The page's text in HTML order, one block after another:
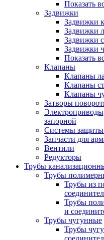
Показать
Задвижки
Задвижки
Задвижки
Задвижки
Задвижки
Показать
Клапаны
Клапаны
Клапаны
Клапаны
Затворы
запорной
Системы защиты
Запчасти для
Вентили
Редукторы
Трубы
Трубы
Трубы из
Трубы
и
Трубы чугунные
Трубы